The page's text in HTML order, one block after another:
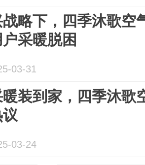
战略下，四季沐歌空
采暖脱困
03-31
暖装到家，四季沐歌
03-24